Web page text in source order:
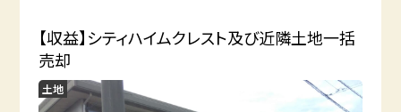
【収益】シティハイムクレスト及び近隣土地一括
売却
土地